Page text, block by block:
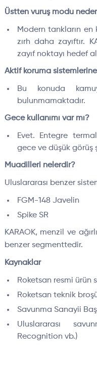
Üstten vuruş modu
Modern tankların en
zırh daha zayıftır.
zayıf noktayı hedef
Aktif koruma
Bu konuda
bulunmamaktadır.
Gece kullanımı var mı?
Evet. Entegre
gece ve düşük görüş
Muadilleri nelerdir?
Uluslararası benzer
FGM-148 Javelin
Spike SR
KARAOK, menzil ve
benzer segmenttedir.
Kaynaklar
Roketsan resmi ürün
Roketsan teknik
Savunma Sanayii
Uluslararası
Recognition vb.)